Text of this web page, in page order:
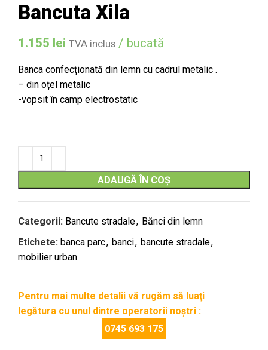
Bancuta Xila
1.155 lei TVA inclus / bucată
Banca confecționată din lemn cu cadrul metalic .
– din oțel metalic
-vopsit în camp electrostatic
ADAUGĂ ÎN COȘ
Categorii: Bancute stradale, Bănci din lemn
Etichete: banca parc, banci, bancute stradale,
mobilier urban
Pentru mai multe detalii vă rugăm să luaţi
legătura cu unul dintre operatorii noştri :
0745 693 175